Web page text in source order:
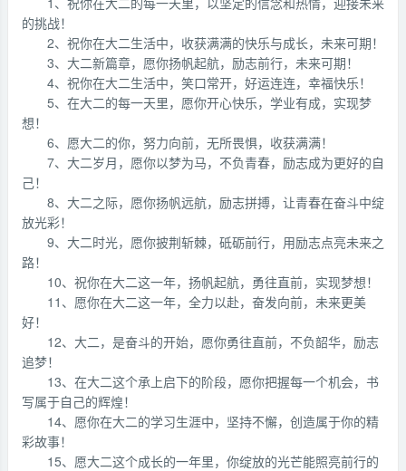
的挑战！
2、祝你在大二生活中，收获满满的快乐与成长，未来可期！
3、大二新篇章，愿你扬帆起航，励志前行，未来可期！
4、祝你在大二生活中，笑口常开，好运连连，幸福快乐！
5、在大二的每一天里，愿你开心快乐，学业有成，实现梦
想！
6、愿大二的你，努力向前，无所畏惧，收获满满！
7、大二岁月，愿你以梦为马，不负青春，励志成为更好的自
己！
8、大二之际，愿你扬帆远航，励志拼搏，让青春在奋斗中绽
放光彩！
9、大二时光，愿你披荆斩棘，砥砺前行，用励志点亮未来之
路！
10、祝你在大二这一年，扬帆起航，勇往直前，实现梦想！
11、愿你在大二这一年，全力以赴，奋发向前，未来更美
好！
12、大二，是奋斗的开始，愿你勇往直前，不负韶华，励志
追梦！
13、在大二这个承上启下的阶段，愿你把握每一个机会，书
写属于自己的辉煌！
14、愿你在大二的学习生涯中，坚持不懈，创造属于你的精
彩故事！
15、愿大二这个成长的一年里，你绽放的光芒能照亮前行的